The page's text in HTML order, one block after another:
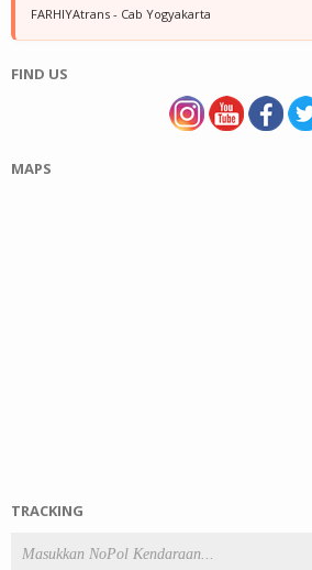
FARHIYAtrans - Cab Yogyakarta
FIND US
MAPS
TRACKING